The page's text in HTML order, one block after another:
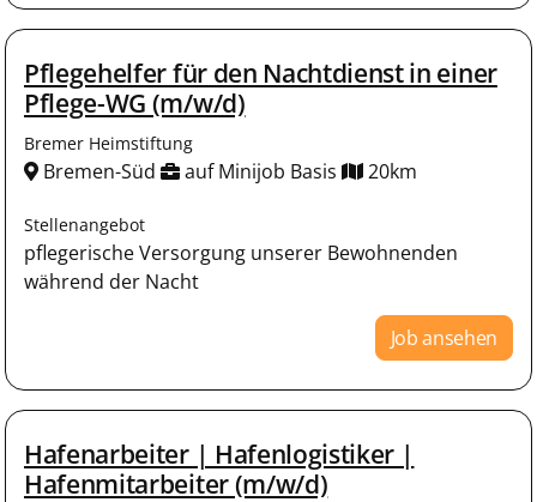
Pflegehelfer für den Nachtdienst in einer
Pflege-WG (m/w/d)
Bremer Heimstiftung
Bremen-Süd auf Minijob Basis 20km
Stellenangebot
pflegerische Versorgung unserer Bewohnenden
während der Nacht
Job ansehen
Hafenarbeiter | Hafenlogistiker |
Hafenmitarbeiter (m/w/d)